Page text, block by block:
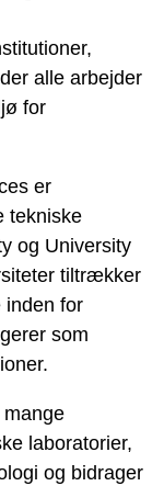
alle arbejder
for
er
tekniske
og University
tiltrækker
inden for
som
laboratorier,
og bidrager